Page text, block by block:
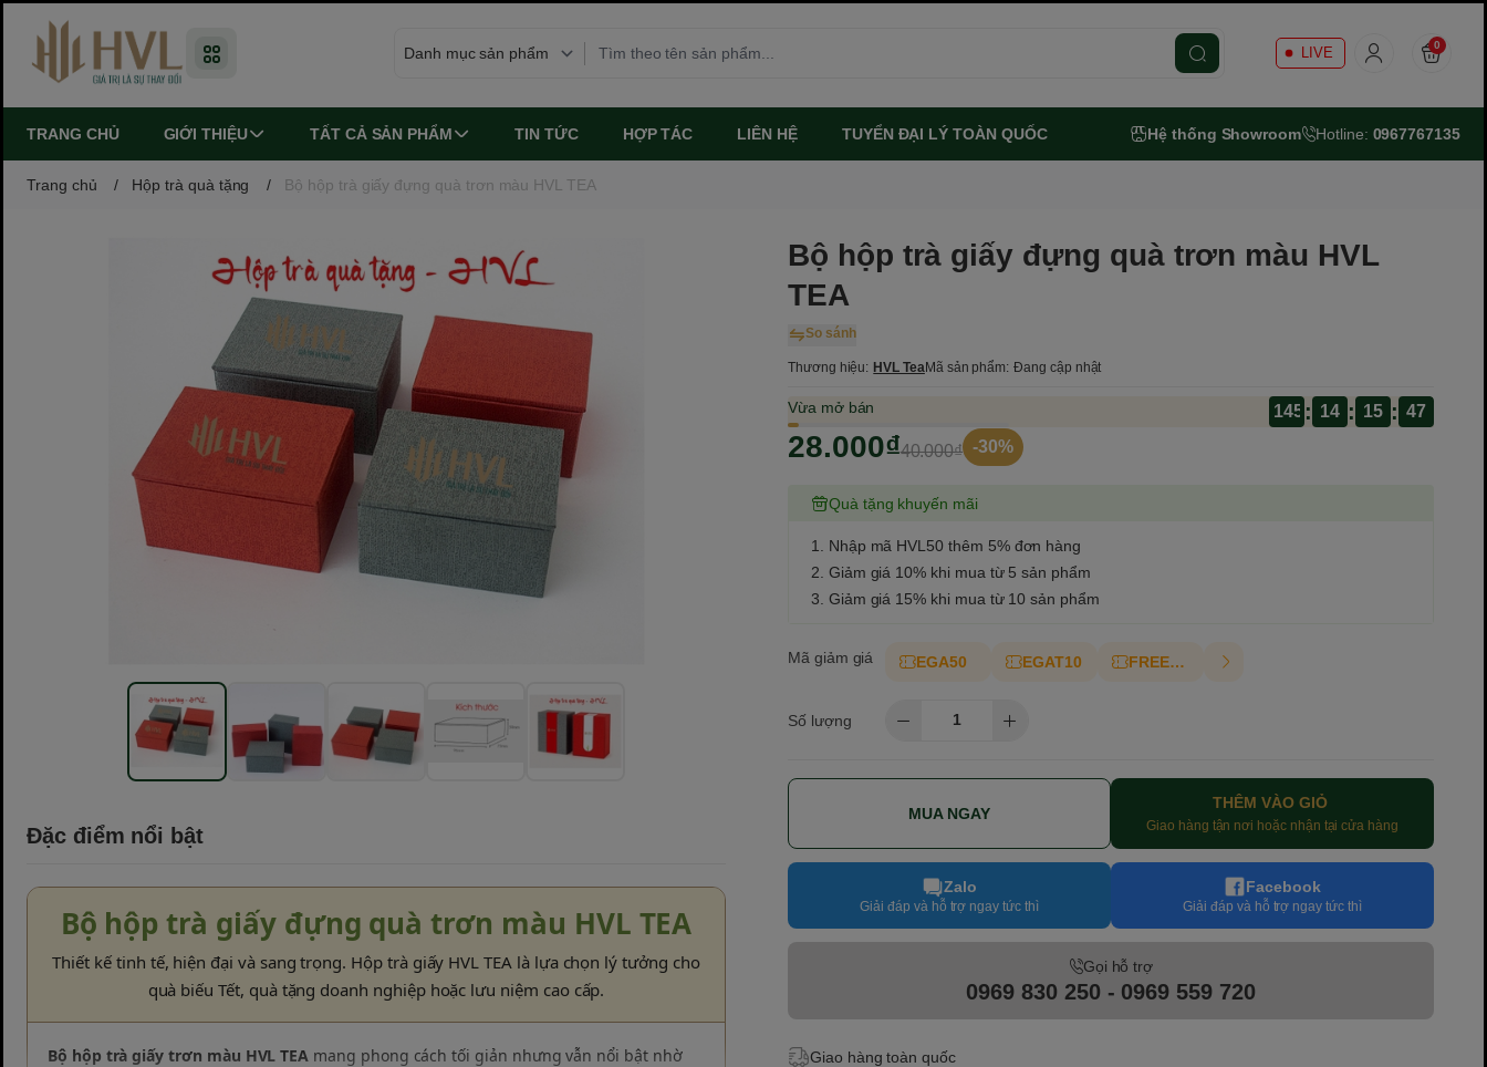
LIVE 0
TRANG CHỦ GIỚI THIỆU TẤT CẢ SẢN PHẨM TIN TỨC HỢP TÁC LIÊN HỆ TUYỂN ĐẠI LÝ TOÀN QUỐC Hệ thống Showroom Hotline: 0967767135
Trang chủ / Hộp trà quà tặng / Bộ hộp trà giấy đựng quà trơn màu HVL TEA
Bộ hộp trà giấy đựng quà trơn màu HVL
TEA
So sánh
Thương hiệu: HVL TeaMã sản phẩm: Đang cập nhật
Vừa mở bán 145 : 14 : :
28.000₫40.000₫ -30%
Quà tặng khuyến mãi
1. Nhập mã HVL50 thêm 5% đơn hàng
2. Giảm giá 10% khi mua từ 5 sản phẩm
3. Giảm giá 15% khi mua từ 10 sản phẩm
Mã giảm giá EGA50 EGAT10 FREESHIP
Số lượng
MUA NGAY
THÊM VÀO GIỎ
Giao hàng tận nơi hoặc nhận tại cửa hàng
Zalo
Giải đáp và hỗ trợ ngay tức thì
Facebook
Giải đáp và hỗ trợ ngay tức thì
Gọi hỗ trợ
0969 830 250 - 0969 559 720
Giao hàng toàn quốc
Đặc điểm nổi bật
Bộ hộp trà giấy đựng quà trơn màu HVL TEA
Thiết kế tinh tế, hiện đại và sang trọng. Hộp trà giấy HVL TEA là lựa chọn lý tưởng cho
quà biếu Tết, quà tặng doanh nghiệp hoặc lưu niệm cao cấp.
Bộ hộp trà giấy trơn màu HVL TEA mang phong cách tối giản nhưng vẫn nổi bật nhờ